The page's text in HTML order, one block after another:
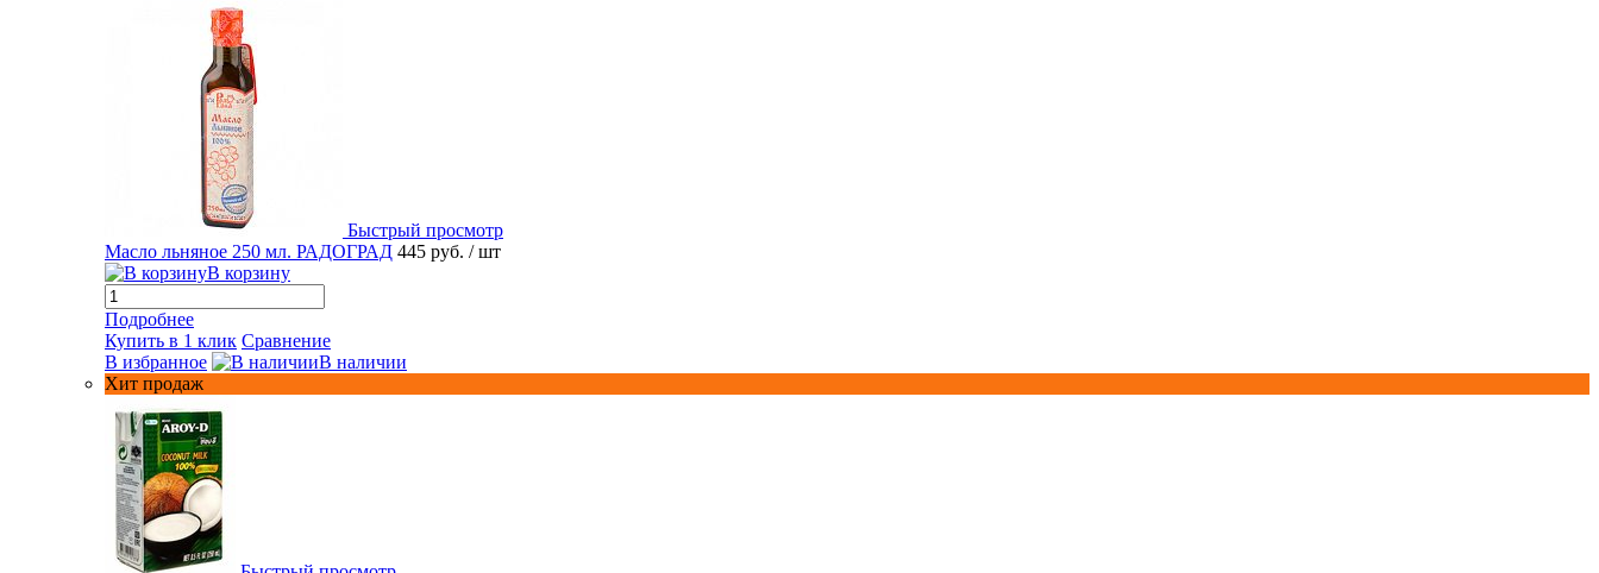
Быстрый просмотр
Масло льняное 250 мл. РАДОГРАД 445 руб. / шт
В корзину
Подробнее
Купить в 1 клик Сравнение
В избранное
В наличии
Хит продаж